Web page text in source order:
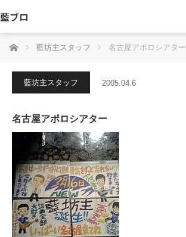
藍ブロ
ホーム 藍坊主スタッフ 名古屋アポロシアター
藍坊主スタッフ 2005.04.6
名古屋アポロシアター